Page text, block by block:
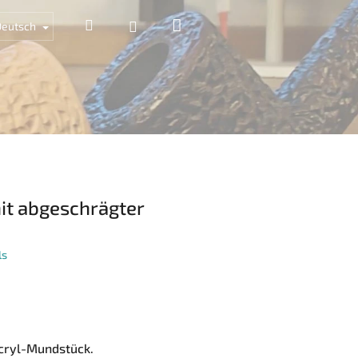
SuchenLogin Warenkorb
abgeschrägter
Mundstück.